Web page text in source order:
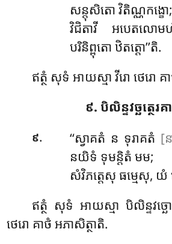
សន្តុសិតោ វិតិណ្ណកង្ខោ;
វិជិតាវី អបេតល
បរិនិព្ពុតោ ឋិតត្តោ’’តិ.
ឥត្ថំ សុទំ អាយស្មា វីរោ ថេរោ គ
៩. បិលិន្ទវច្ឆត្ថេរគ
៩. ‘‘ស្វាគតំ ន ទុរាគតំ [
នយិទំ ទុមន្តិតំ មម;
សំវិភត្តេសុ ធម្មេសុ, យំ
ឥត្ថំ សុទំ អាយស្មា បិលិន្ទវច្ឆោ
ថេរោ គាថំ អភាសិត្ថាតិ.